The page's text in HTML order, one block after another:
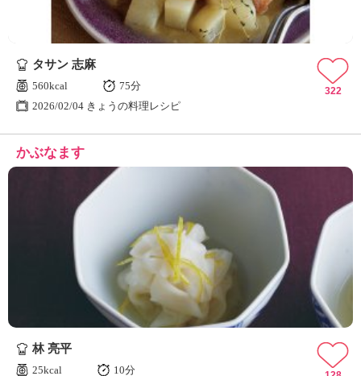
タサン 志麻
560kcal
75分
2026/02/04 きょうの料理レシピ
322
かぶなます
林 亮平
25kcal
10分